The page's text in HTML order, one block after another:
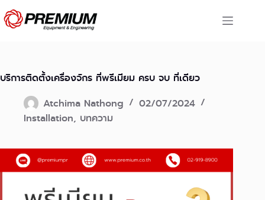
Skip
to
content
บริการติดตั้งเครื่องจักร ที่พรีเมียม ครบ จบ ที่เดียว
Atchima Nathong
02/07/2024
Installation, บทความ